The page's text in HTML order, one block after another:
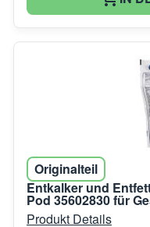
Originalteil
Entkalker und
Pod 35602830 für
Produkt Details